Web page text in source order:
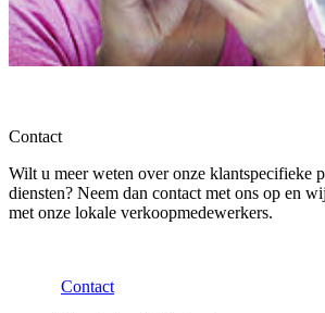
Contact
Wilt u meer weten over onze klantspecifieke
diensten? Neem dan contact met ons op en
met onze lokale verkoopmedewerkers.
Contact